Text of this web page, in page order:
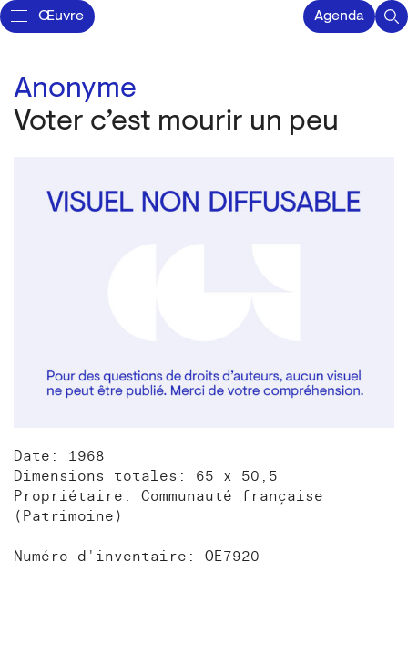
Œuvre Agenda
Anonyme
Voter c’est mourir un peu
Date: 1968
Dimensions totales: 65 x 50,5
Propriétaire: Communauté française
(Patrimoine)
Numéro d'inventaire: OE7920